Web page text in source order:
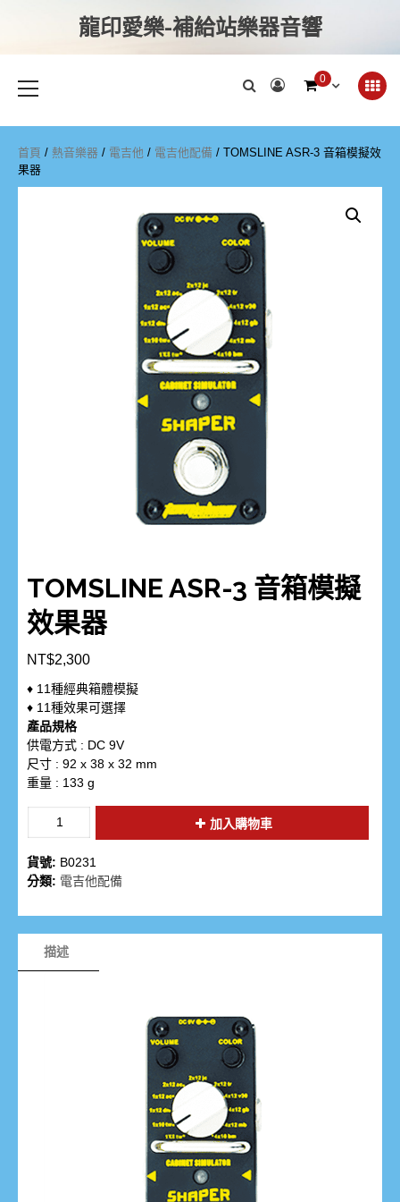
龍印愛樂-補給站樂器音響
0
首頁 / 熱音樂器 / 電吉他 / 電吉他配備 / TOMSLINE ASR-3 音箱模擬效
果器
TOMSLINE ASR-3 音箱模擬
效果器
NT$2,300
♦ 11種經典箱體模擬
♦ 11種效果可選擇
產品規格
供電方式 : DC 9V
尺寸 : 92 x 38 x 32 mm
重量 : 133 g
加入購物車
貨號: B0231
分類: 電吉他配備
描述